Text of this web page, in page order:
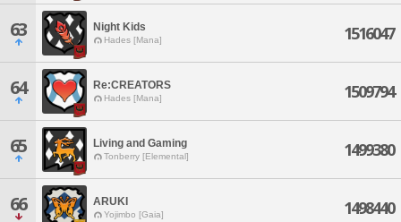
63 Night Kids
Hades [Mana] 1516047
64 Re:CREATORS
Hades [Mana] 1509794
65 Living and Gaming
Tonberry [Elemental] 1499380
66 ARUKI
Yojimbo [Gaia] 1498440